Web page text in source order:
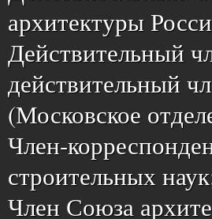
архитектуры
Действительный
действительный
(Московское
Член-
строительных
Член Союза